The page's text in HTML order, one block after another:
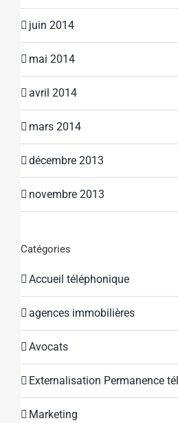
juin 2014
mai 2014
avril 2014
mars 2014
décembre 2013
novembre 2013
Catégories
Accueil téléphonique
agences immobilières
Avocats
Externalisation Permanence
Marketing